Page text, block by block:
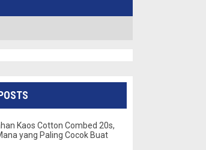
Kaos Cotton Combed 20s,
yang Paling Cocok Buat